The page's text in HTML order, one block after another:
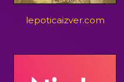
lepoticaizver.com